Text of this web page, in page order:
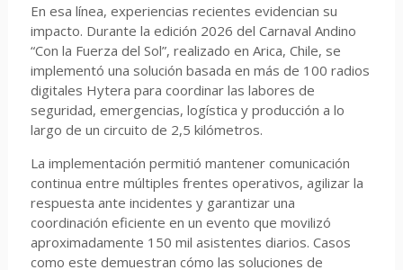
En esa línea, experiencias recientes evidencian su
impacto. Durante la edición 2026 del Carnaval Andino
“Con la Fuerza del Sol”, realizado en Arica, Chile, se
implementó una solución basada en más de 100 radios
digitales Hytera para coordinar las labores de
seguridad, emergencias, logística y producción a lo
largo de un circuito de 2,5 kilómetros.
La implementación permitió mantener comunicación
continua entre múltiples frentes operativos, agilizar la
respuesta ante incidentes y garantizar una
coordinación eficiente en un evento que movilizó
aproximadamente 150 mil asistentes diarios. Casos
como este demuestran cómo las soluciones de